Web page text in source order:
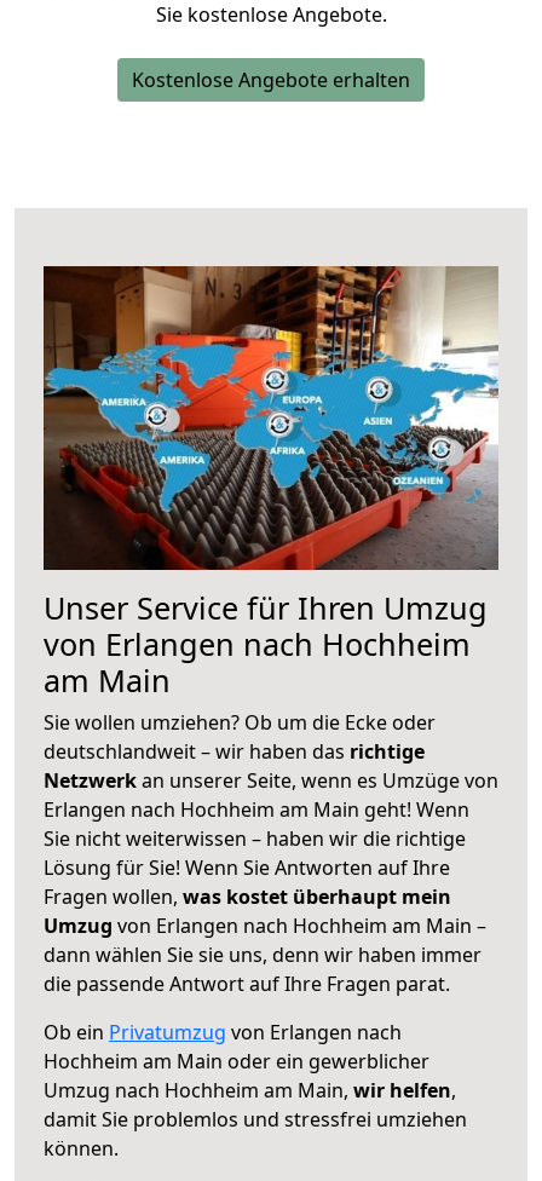
Sie kostenlose Angebote.
Kostenlose Angebote erhalten
Unser Service für Ihren Umzug
von Erlangen nach Hochheim
am Main
Sie wollen umziehen? Ob um die Ecke oder
deutschlandweit – wir haben das richtige
Netzwerkan unserer Seite, wenn es Umzüge von
Erlangen nach Hochheim am Main geht! Wenn
Sie nicht weiterwissen – haben wir die richtige
Lösung für Sie! Wenn Sie Antworten auf Ihre
Fragen wollen, was kostet überhaupt mein
Umzug von Erlangen nach Hochheim am Main –
dann wählen Sie sie uns, denn wir haben immer
die passende Antwort auf Ihre Fragen parat.
Ob ein Privatumzug von Erlangen nach
Hochheim am Main oder ein gewerblicher
Umzug nach Hochheim am Main, wir helfen,
damit Sie problemlos und stressfrei umziehen
können.